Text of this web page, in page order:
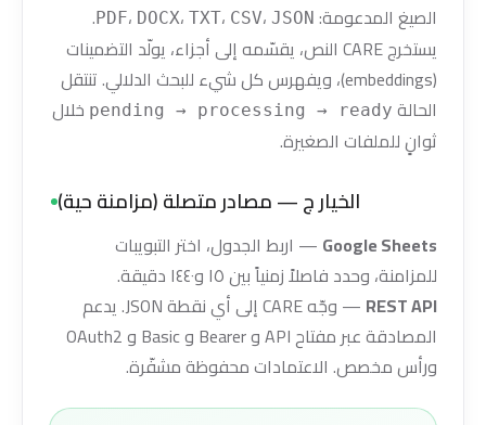
الصيغ المدعومة: PDF، DOCX، TXT، CSV، JSON
.
يستخرج CARE النص، يقسّمه إلى أجزاء، يولّد التضمينات
(embeddings)، ويفهرس كل شيء للبحث الدلالي. تنتقل
الحالة pending → processing → ready خلال
ثوانٍ للملفات الصغيرة.
الخيار ج — مصادر متصلة (مزامنة حية)
Google Sheets — اربط الجدول، اختر التبويبات
للمزامنة، وحدد فاصلاً زمنياً بين ١٥ و١٤٤٠ دقيقة.
REST API
— وجّه CARE إلى أي نقطة JSON. يدعم
المصادقة عبر مفتاح API و Bearer و Basic و OAuth2
ورأس مخصص. الاعتمادات محفوظة مشفّرة.